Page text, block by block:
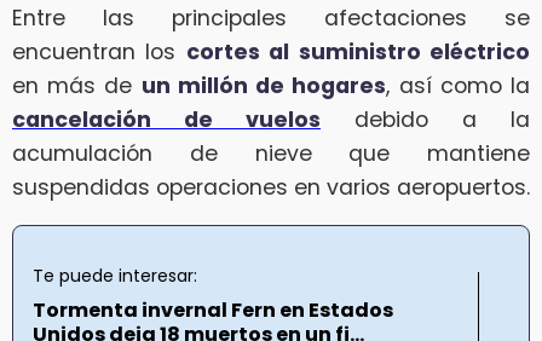
Entre las principales afectaciones se
encuentran los cortes al suministro eléctrico
en más de un millón de hogares, así como la
cancelación de vuelos debido a la
acumulación de nieve que mantiene
suspendidas operaciones en varios aeropuertos.
Te puede interesar:
Tormenta invernal Fern en Estados
Unidos deja 18 muertos en un fi...